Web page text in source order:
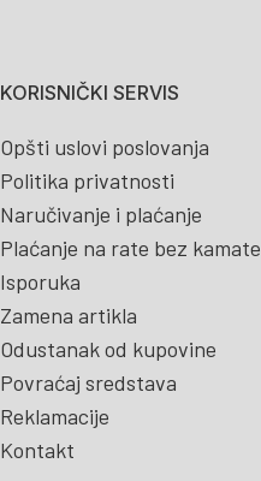
KORISNIČKI SERVIS
Opšti uslovi poslovanja
Politika privatnosti
Naručivanje i plaćanje
Plaćanje na rate bez kamate
Isporuka
Zamena artikla
Odustanak od kupovine
Povraćaj sredstava
Reklamacije
Kontakt